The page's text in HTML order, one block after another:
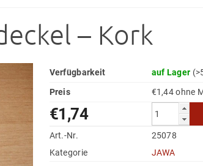
– Kork
Verfügbarkeit auf Lager
Preis
€1,44
€1,74
Art.-Nr.
25078
Kategorie
JAWA